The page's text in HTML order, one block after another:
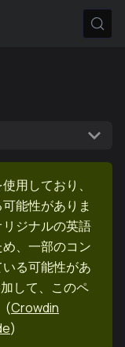
用しており、
能性がありま
ジナルの英語
、一部のコン
る可能性があ
して、このペ
(Crowdin
)